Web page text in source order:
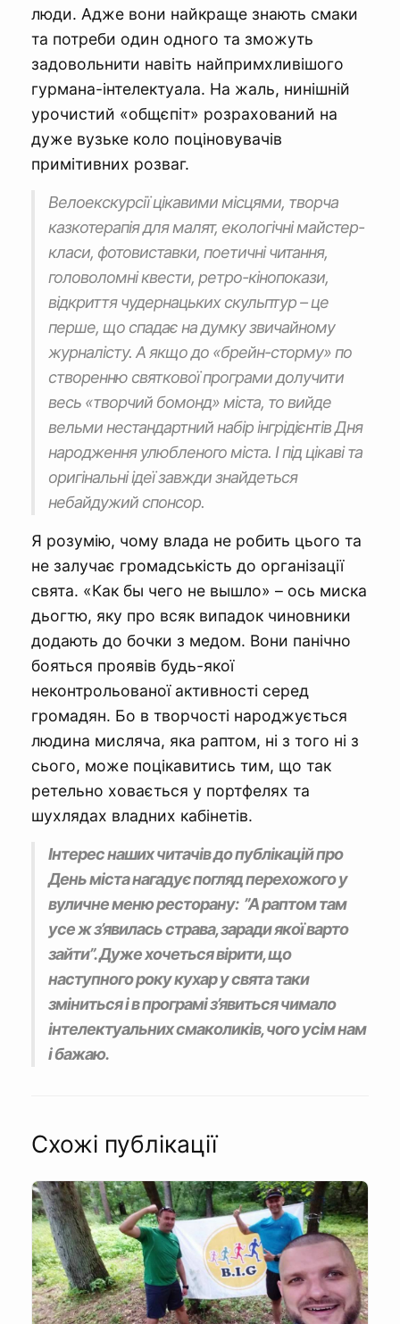
люди. Адже вони найкраще знають смаки
та потреби один одного та зможуть
задовольнити навіть найпримхливішого
гурмана-інтелектуала. На жаль, нинішній
урочистий «общєпіт» розрахований на
дуже вузьке коло поціновувачів
примітивних розваг.
Велоекскурсії цікавими місцями, творча
казкотерапія для малят, екологічні майстер-
класи, фотовиставки, поетичні читання,
головоломні квести, ретро-кінопокази,
відкриття чудернацьких скульптур – це
перше, що спадає на думку звичайному
журналісту. А якщо до «брейн-сторму» по
створенню святкової програми долучити
весь «творчий бомонд» міста, то вийде
вельми нестандартний набір інгрідієнтів Дня
народження улюбленого міста. І під цікаві та
оригінальні ідеї завжди знайдеться
небайдужий спонсор.
Я розумію, чому влада не робить цього та
не залучає громадськість до організації
свята. «Как бы чего не вышло» – ось миска
дьогтю, яку про всяк випадок чиновники
додають до бочки з медом. Вони панічно
бояться проявів будь-якої
неконтрольованої активності серед
громадян. Бо в творчості народжується
людина мисляча, яка раптом, ні з того ні з
сього, може поцікавитись тим, що так
ретельно ховається у портфелях та
шухлядах владних кабінетів.
Інтерес наших читачів до публікацій про
День міста нагадує погляд перехожого у
вуличне меню ресторану: ”А раптом там
усе ж з’явилась страва, заради якої варто
зайти”. Дуже хочеться вірити, що
наступного року кухар у свята таки
зміниться і в програмі з’явиться чимало
інтелектуальних смаколиків, чого усім нам
і бажаю.
Схожі публікації